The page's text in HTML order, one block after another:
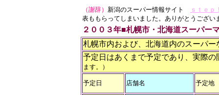
（謝辞） 新潟のスーパー情報サイト
ｓｔｅｐ
表ももらってしまいました。ありがとうござ
２００３年■札幌市・北海道スーパー
札幌市内および、北海道内のスーパ
予定日はあくまで予定であり、実際
ます。）
予定日 店舗名 予定地